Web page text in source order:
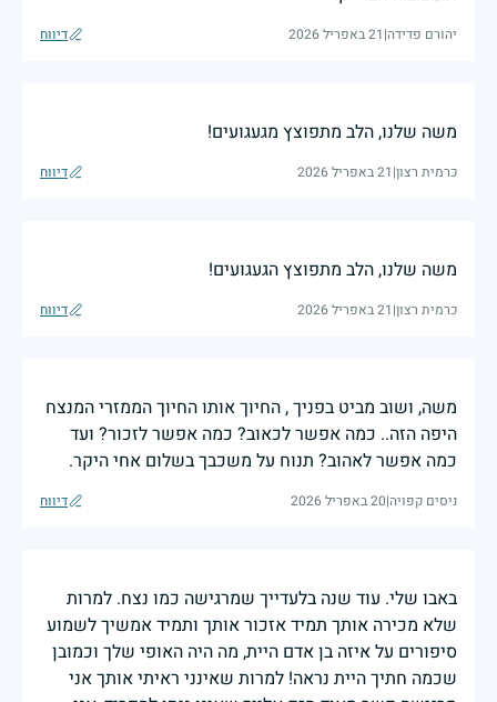
יהורם פדידה|21 באפריל 2026 דיווח
משה שלנו, הלב מתפוצץ מגעגועים!
כרמית רצון|21 באפריל 2026 דיווח
משה שלנו, הלב מתפוצץ הגעגועים!
כרמית רצון|21 באפריל 2026 דיווח
משה, ושוב מביט בפניך , החיוך אותו החיוך הממזרי המנצח
היפה הזה.. כמה אפשר לכאוב? כמה אפשר לזכור? ועד
כמה אפשר לאהוב? תנוח על משכבך בשלום אחי היקר.
ניסים קפויה|20 באפריל 2026 דיווח
באבו שלי. עוד שנה בלעדייך שמרגישה כמו נצח. למרות
שלא מכירה אותך תמיד אזכור אותך ותמיד אמשיך לשמוע
סיפורים על איזה בן אדם היית, מה היה האופי שלך וכמובן
שכמה חתיך היית נראה! למרות שאינני ראיתי אותך אני